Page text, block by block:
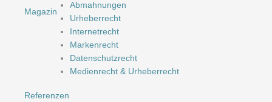
Magazin
Abmahnungen
Urheberrecht
Internetrecht
Markenrecht
Datenschutzrecht
Medienrecht & Urheberrecht
Referenzen